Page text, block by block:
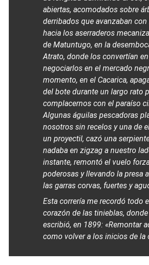
abiertas, acomodados sobre
derribados que avanzaban
hacia los aserraderos
de Matuntugo, en la
Atrato, donde los convertían
negociarlos en el mercado
momento, en el Cacarica,
del bote durante un largo rato
complacernos con el paraíso
Algunas águilas pescadoras
nosotros sin recelos y una de
un proyectil, cazó una
nadaba en zigzag a nuestro
instante, remontó el vuelo
poderosas y llevando la presa
las garras corvas, fuertes y
Esta correría me recordó todo
corazón de las tinieblas,
escribió, en 1899: «Remontar
como volver a los inicios de la